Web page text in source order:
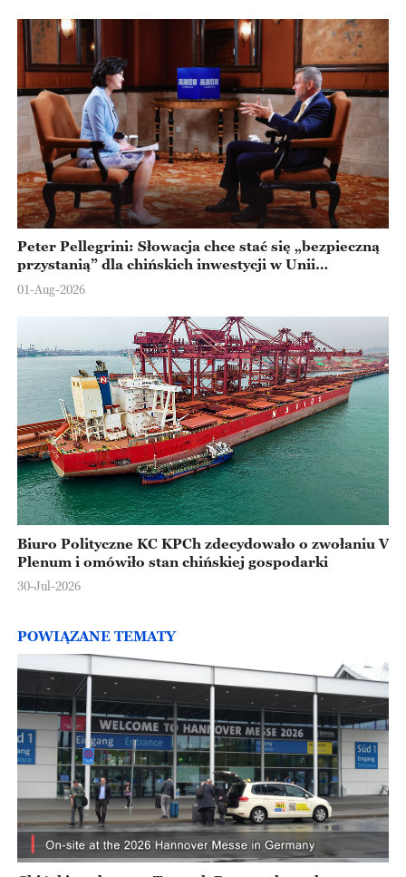
Peter Pellegrini: Słowacja chce stać się „bezpieczną
przystanią” dla chińskich inwestycji w Unii
Europejskiej
01-Aug-2026
Biuro Polityczne KC KPCh zdecydowało o zwołaniu V
Plenum i omówiło stan chińskiej gospodarki
30-Jul-2026
POWIĄZANE TEMATY